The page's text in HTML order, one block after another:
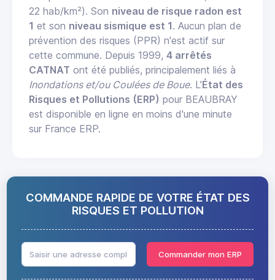
22 hab/km²). Son niveau de risque radon est
1 et son niveau sismique est 1. Aucun plan de
prévention des risques (PPR) n'est actif sur
cette commune. Depuis 1999, 4 arrêtés
CATNAT ont été publiés, principalement liés à
Inondations et/ou Coulées de Boue. L'État des
Risques et Pollutions (ERP) pour BEAUBRAY
est disponible en ligne en moins d'une minute
sur France ERP.
COMMANDE RAPIDE DE VOTRE ÉTAT DES
RISQUES ET POLLUTION
Commander mon ERP